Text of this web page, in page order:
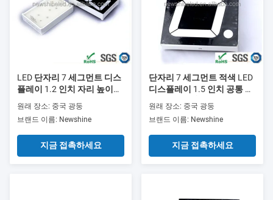
LED 단자리 7 세그먼트 디스
플레이 1.2 인치 자리 높이
카운터 및 전자 패널에 설계
되었습니다
원래 장소: 중국 광둥
브랜드 이름: Newshine
지금 접촉하세요
단자리 7 세그먼트 적색 LED
디스플레이 1.5 인치 공통 안
원래 장소: 중국 광둥
브랜드 이름: Newshine
지금 접촉하세요